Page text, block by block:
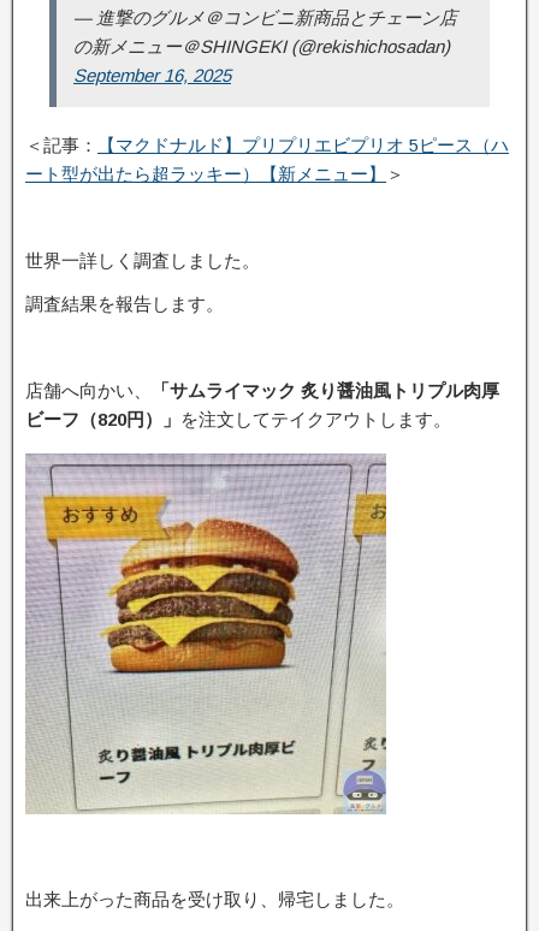
— 進撃のグルメ＠コンビニ新商品とチェーン店
の新メニュー＠SHINGEKI (@rekishichosadan)
September 16, 2025
＜記事：
【マクドナルド】プリプリエビプリオ 5ピース（ハ
ート型が出たら超ラッキー）【新メニュー】
＞
世界一詳しく調査しました。
調査結果を報告します。
店舗へ向かい、
「サムライマック 炙り醤油風トリプル肉厚
ビーフ（820円）」 を注文してテイクアウトします。
出来上がった商品を受け取り、帰宅しました。